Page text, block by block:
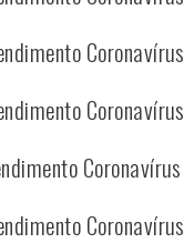
Coronavírus
Coronavírus
Coronavírus
Coronavírus